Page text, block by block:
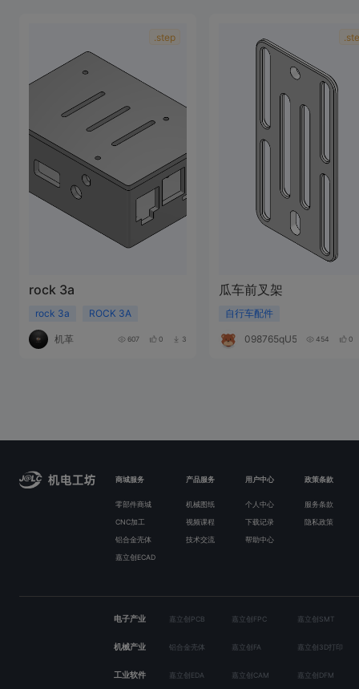
.step
rock 3a
rock 3a ROCK 3A
机革 607 0 3
瓜车前叉架
自行车配件
098765qU563Z 454 0
商城服务 产品服务 用户中心 政策条款
零部件商城 机械图纸 个人中心 服务条款
CNC加工 视频课程 下载记录 隐私政策
铝合金壳体 技术交流 帮助中心
嘉立创ECAD
电子产业 嘉立创PCB 嘉立创FPC 嘉立创SMT
机械产业 铝合金壳体 嘉立创FA 嘉立创3D打印
工业软件 嘉立创EDA 嘉立创CAM 嘉立创DFM